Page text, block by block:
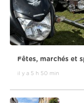
Fêtes, marchés et
il y a 5 h 50 min